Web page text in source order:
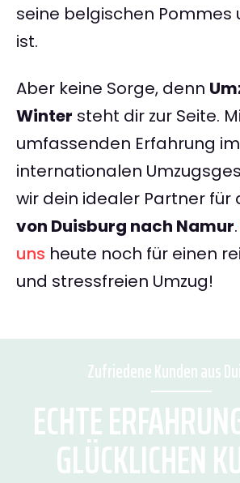
seine belgischen Pommes
ist.
Aber keine Sorge, denn
Winter steht dir zur Seite.
umfassenden Erfahrung im
internationalen
wir dein idealer Partner für
von Duisburg nach Namur.
uns heute noch für einen
und stressfreien Umzug!
Zufriedene Kunden aus
ECHTE
GLÜCKLICHEN